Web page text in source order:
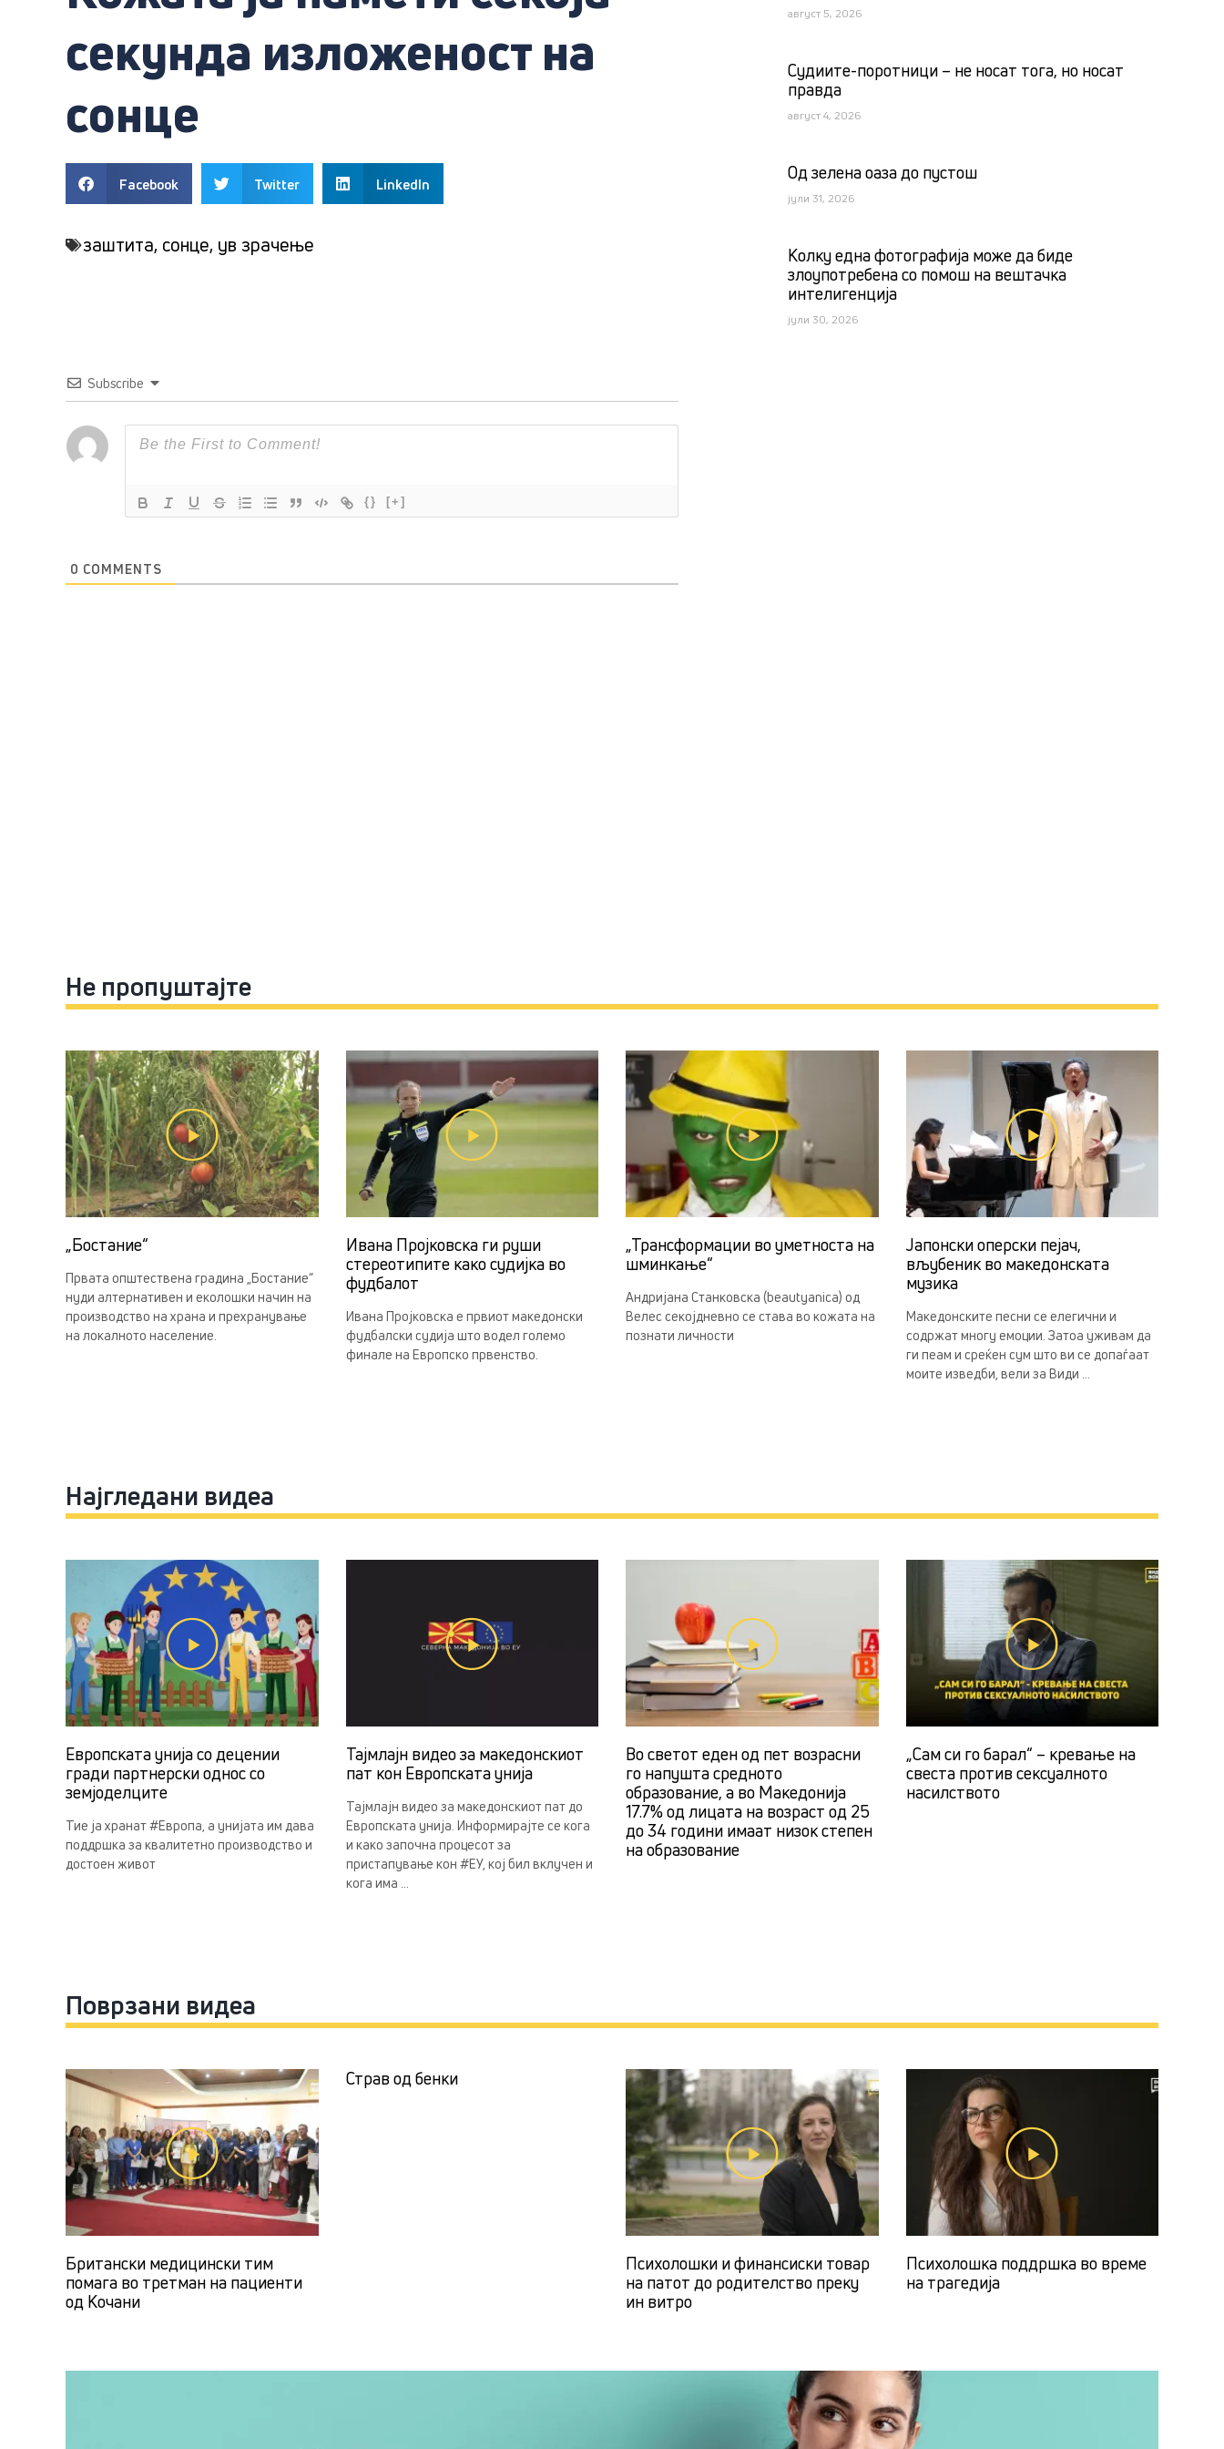
секунда изложеност на
сонце
Facebook Twitter LinkedIn
заштита, сонце, ув зрачење
Subscribe
{} [+]
0 COMMENTS
август 5, 2026
Судиите-поротници – не носат тога, но носат
правда
август 4, 2026
Од зелена оаза до пустош
јули 31, 2026
Kолку една фотографија може да биде
злоупотребена со помош на вештачка
интелигенција
јули 30, 2026
Не пропуштајте
„Бостание“
Првата општествена градина „Бостание“
нуди алтернативен и еколошки начин на
производство на храна и прехранување
на локалното население.
Ивана Пројковска ги руши
стереотипите како судијка во
фудбалот
Ивана Пројковска е првиот македонски
фудбалски судија што водел големо
финале на Европско првенство.
„Трансформации во уметноста на
шминкање“
Андријана Станковска (beautyanica) од
Велес секојдневно се става во кожата на
познати личности
Јапонски оперски пејач,
вљубеник во македонската
музика
Македонските песни се елегични и
содржат многу емоции. Затоа уживам да
ги пеам и среќен сум што ви се допаѓаат
моите изведби, вели за Види ...
Најгледани видеа
Европската унија со децении
гради партнерски однос со
земјоделцитe
Тие ја хранат #Европа, а унијата им дава
поддршка за квалитетно производство и
достоен живот
Тајмлајн видео за македонскиот
пат кон Европската унија
Тајмлајн видео за македонскиот пат до
Европската унија. Информирајте се кога
и како започна процесот за
пристапување кон #ЕУ, кој бил вклучен и
кога има ...
Во светот еден од пет возрасни
го напушта средното
образование, а во Македонија
17.7% од лицата на возраст од 25
до 34 години имаат низок степен
на образование
„Сам си го барал“ – кревање на
свеста против сексуалното
насилството
Поврзани видеа
Британски медицински тим
помага во третман на пациенти
од Кочани
Страв од бенки
Психолошки и финансиски товар
на патот до родителство преку
ин витро
Психолошка поддршка во време
на трагедија